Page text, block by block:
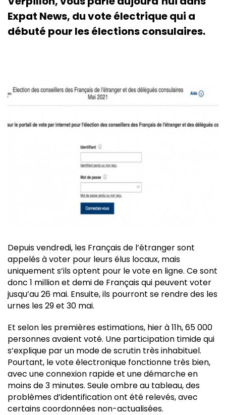
Expat News, du vote électrique qui a
débuté pour les élections consulaires.
Depuis vendredi, les Français de l’étranger sont
appelés à voter pour leurs élus locaux, mais
uniquement s’ils optent pour le vote en ligne. Ce sont
donc 1 million et demi de Français qui peuvent voter
jusqu’au 26 mai. Ensuite, ils pourront se rendre des les
urnes les 29 et 30 mai.
Et selon les premières estimations, hier à 11h, 65 000
personnes avaient voté. Une participation timide qui
s’explique par un mode de scrutin très inhabituel.
Pourtant, le vote électronique fonctionne très bien,
avec une connexion rapide et une démarche en
moins de 3 minutes. Seule ombre au tableau, des
problèmes d’identification ont été relevés, avec
certains coordonnées non-actualisées.